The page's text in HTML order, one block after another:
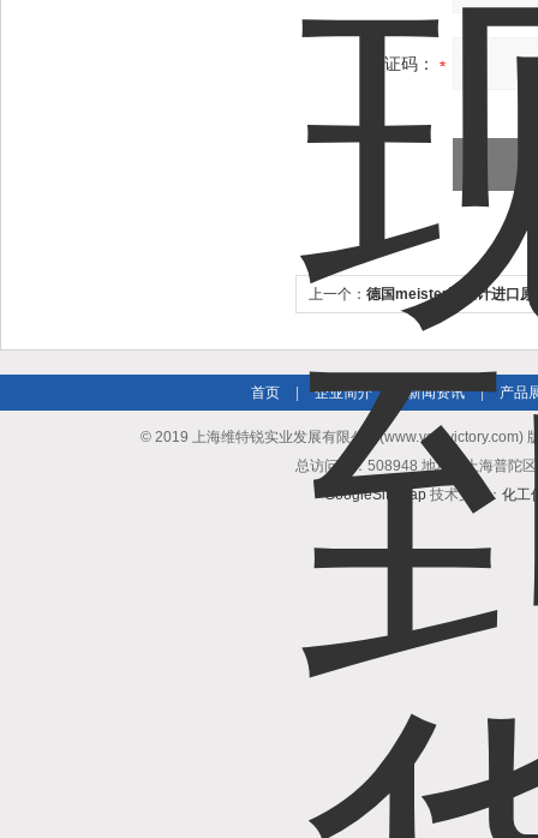
验证码：
上一个： 德国meister流量计进口原
首页 企业简介 新闻资讯 | 产品
© 2019 上海维特锐实业发展有限公司(www.vse-victory.com)
总访问量：508948 地址：上海普陀
GoogleSitemap 技术支持： 化工